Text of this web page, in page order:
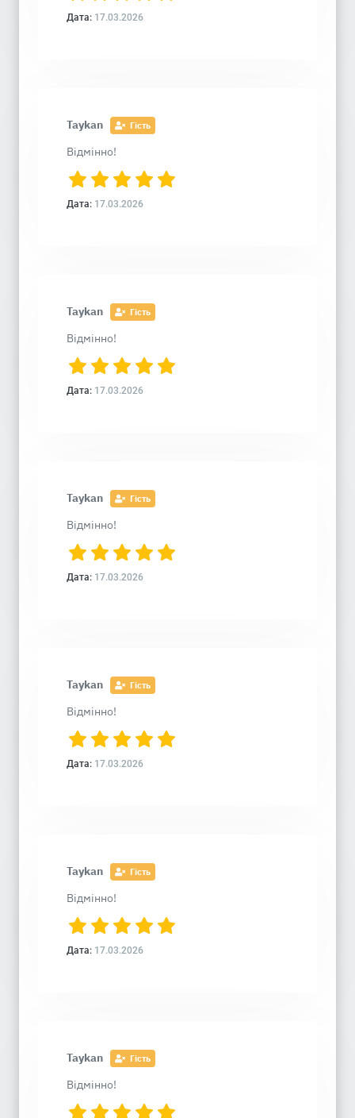
Дата: 17.03.2026
Taykan Гість
Відмінно!
Дата: 17.03.2026
Taykan Гість
Відмінно!
Дата: 17.03.2026
Taykan Гість
Відмінно!
Дата: 17.03.2026
Taykan Гість
Відмінно!
Дата: 17.03.2026
Taykan Гість
Відмінно!
Дата: 17.03.2026
Taykan Гість
Відмінно!